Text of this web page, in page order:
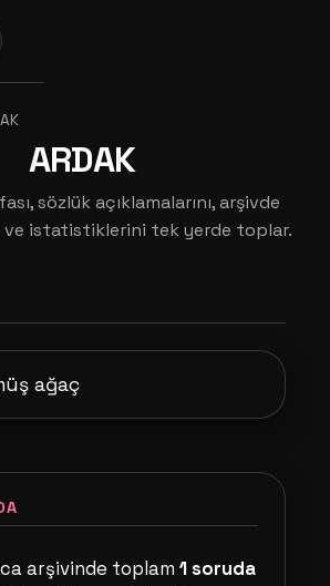
ARDAK
sözlük açıklamalarını, arşivde
ve istatistiklerini tek yerde toplar.
ağaç
arşivinde toplam 1 soruda